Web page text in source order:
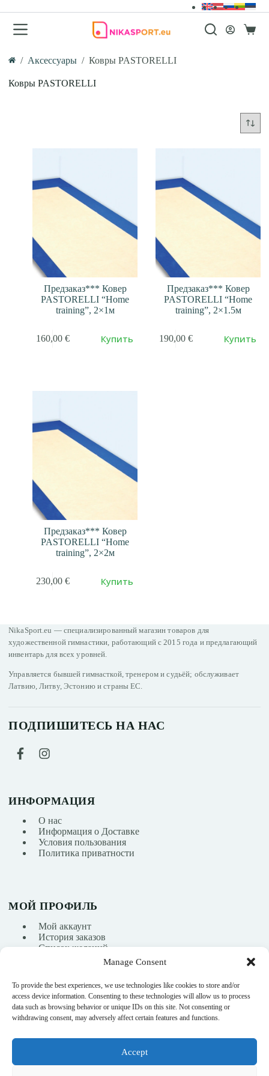
Manage Consent
To provide the best experiences, we use technologies like cookies to store and/or
access device information. Consenting to these technologies will allow us to process
data such as browsing behavior or unique IDs on this site. Not consenting or
withdrawing consent, may adversely affect certain features and functions.
Accept
к
сути
/ Аксессуары / Ковры PASTORELLI
Ковры PASTORELLI
Предзаказ*** Ковер
PASTORELLI “Home
training”, 2×1м
160,00 € Купить
Предзаказ*** Ковер
PASTORELLI “Home
training”, 2×1.5м
190,00 € Купить
Предзаказ*** Ковер
PASTORELLI “Home
training”, 2×2м
230,00 € Купить
NikaSport.eu — специализированный магазин товаров для
художественной гимнастики, работающий с 2015 года и предлагающий
инвентарь для всех уровней.
Управляется бывшей гимнасткой, тренером и судьёй; обслуживает
Латвию, Литву, Эстонию и страны ЕС.
ПОДПИШИТЕСЬ НА НАС
ИНФОРМАЦИЯ
О нас
Информация о Доставке
Условия пользования
Политика приватности
МОЙ ПРОФИЛЬ
Мой аккаунт
История заказов
Список желаний
info@nikasport.eu
+371 28228266